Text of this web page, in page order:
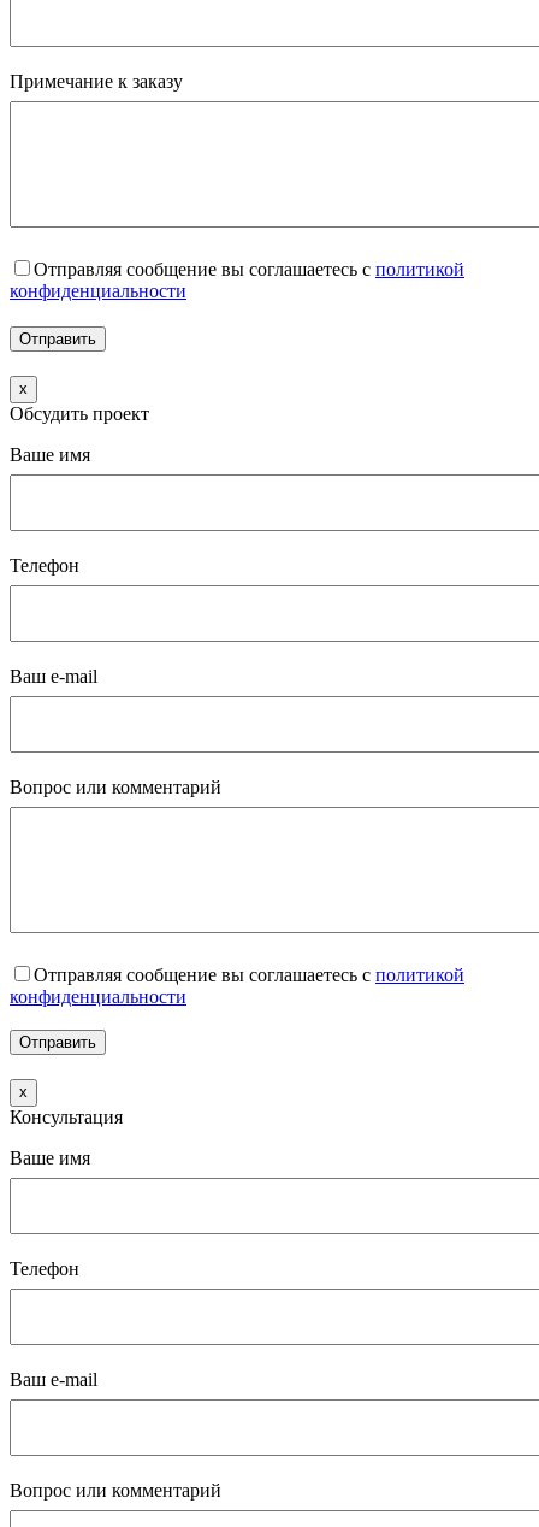
Примечание к заказу
Отправляя сообщение вы соглашаетесь с политикой
конфиденциальности
x
Обсудить проект
Ваше имя
Телефон
Ваш e-mail
Вопрос или комментарий
Отправляя сообщение вы соглашаетесь с политикой
конфиденциальности
x
Консультация
Ваше имя
Телефон
Ваш e-mail
Вопрос или комментарий